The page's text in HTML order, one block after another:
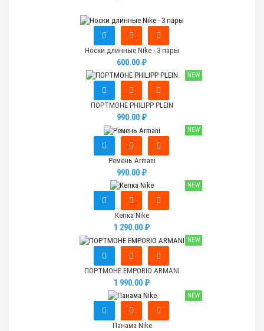
Носки длинные Nike - 3 пары
600.00 ₽
NEW
ПОРТМОНЕ PHILIPP PLEIN
990.00 ₽
NEW
Ремень Armani
990.00 ₽
NEW
Кепка Nike
1 290.00 ₽
NEW
ПОРТМОНЕ EMPORIO ARMANI
1 990.00 ₽
NEW
Панама Nike